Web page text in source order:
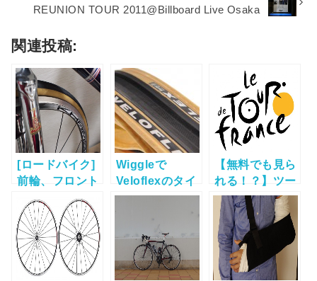
REUNION TOUR 2011@Billboard Live Osaka
関連投稿:
[ロードバイク]
前輪、フロント
ホイールから
「カラカラ」と
異音がする件
Wiggleで
Veloflexのタイ
ヤを注文した
【無料でも見ら
れる！？】ツー
ルドフランスを
見る方法！！